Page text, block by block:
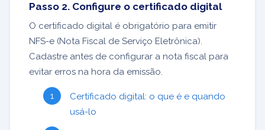
Passo 2. Configure o certificado digital
O certificado digital é obrigatório para emitir
NFS-e (Nota Fiscal de Serviço Eletrônica).
Cadastre antes de configurar a nota fiscal para
evitar erros na hora da emissão.
Certificado digital: o que é e quando
usá-lo